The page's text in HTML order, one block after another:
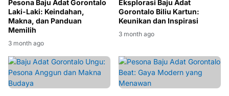
Pesona Baju Adat Gorontalo
Laki-Laki: Keindahan,
Makna, dan Panduan
Memilih
3 month ago
Eksplorasi Baju Adat
Gorontalo Biliu Kartun:
Keunikan dan Inspirasi
3 month ago